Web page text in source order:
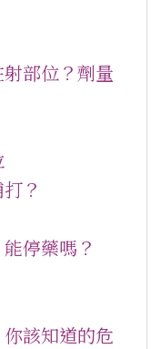
部位？劑量
？
停藥嗎？
該知道的危